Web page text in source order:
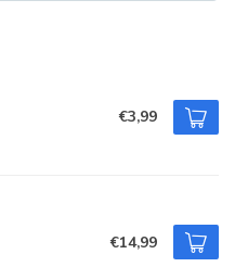
€3,99
€14,99